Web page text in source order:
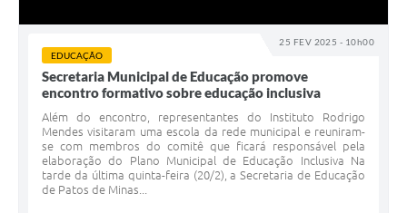
25 FEV 2025 - 10h00
EDUCAÇÃO
Secretaria Municipal de Educação promove
encontro formativo sobre educação inclusiva
Além do encontro, representantes do Instituto Rodrigo
Mendes visitaram uma escola da rede municipal e reuniram-
se com membros do comitê que ficará responsável pela
elaboração do Plano Municipal de Educação Inclusiva Na
tarde da última quinta-feira (20/2), a Secretaria de Educação
de Patos de Minas...